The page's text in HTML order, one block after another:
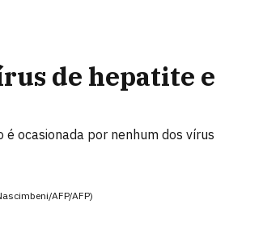
de hepatite e
é ocasionada por nenhum dos vírus
AFP/AFP)